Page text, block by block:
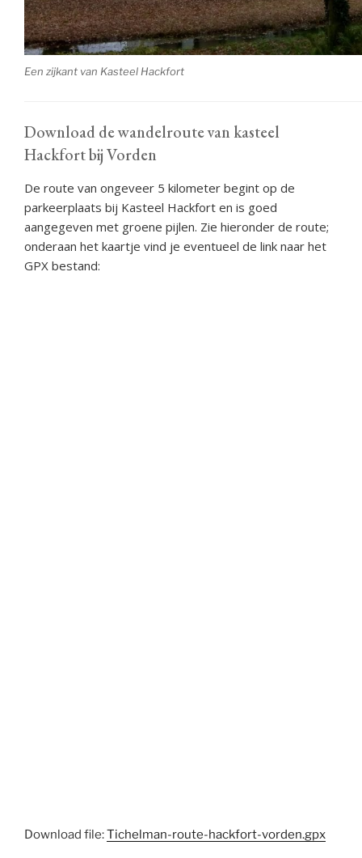
Een zijkant van Kasteel Hackfort
Download de wandelroute van kasteel
Hackfort bij Vorden
De route van ongeveer 5 kilometer begint op de
parkeerplaats bij Kasteel Hackfort en is goed
aangegeven met groene pijlen. Zie hieronder de route;
onderaan het kaartje vind je eventueel de link naar het
GPX bestand:
Download file:Tichelman-route-hackfort-vorden.gpx